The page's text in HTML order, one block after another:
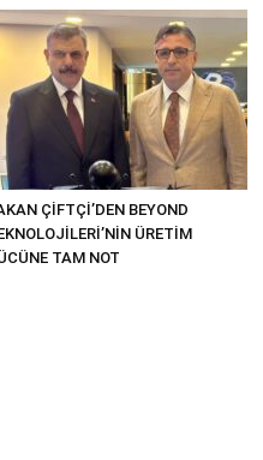
ÇİFTÇİ’DEN BEYOND
ÜRETİM
TAM NOT